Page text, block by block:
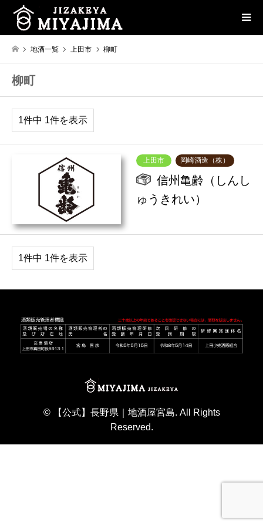
地酒一覧 上田市 柳町
柳町
1件中 1件を表示
上田市 岡崎酒造（株）
信州亀齢（しんし
ゅうきれい）
1件中 1件を表示
© 【公式】長野県｜地酒屋宮島. All Rights
Reserved.